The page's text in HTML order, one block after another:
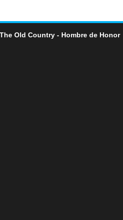
Old Country - Hombre de Honor